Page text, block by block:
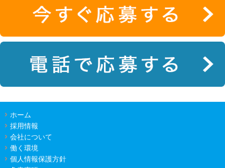
ホーム
採用情報
会社について
働く環境
個人情報保護方針